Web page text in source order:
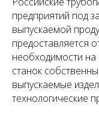
предприятий под
выпускаемой
предоставляется
необходимости на
станок
выпускаемые
технологические